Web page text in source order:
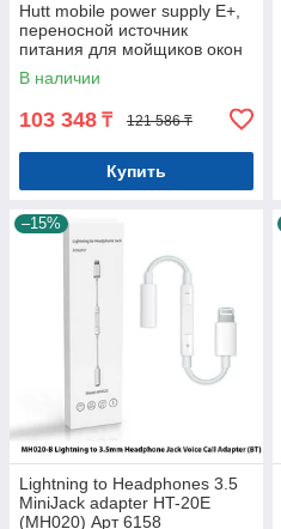
Hutt mobile power supply E+,
переносной источник
питания для мойщиков окон
Оригинал. Арт.7988
В наличии
103 348 ₸ 121 586 ₸
Купить
–15%
Lightning to Headphones 3.5
MiniJack adapter HT-20E
(MH020) Арт 6158